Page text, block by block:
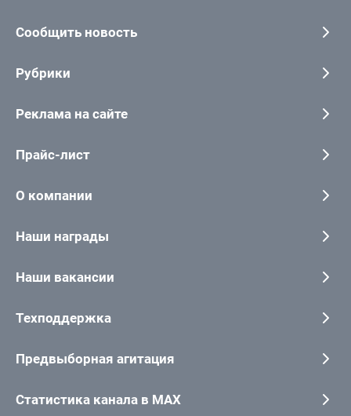
Сообщить новость
Рубрики
Реклама на сайте
Прайс-лист
О компании
Наши награды
Наши вакансии
Техподдержка
Предвыборная агитация
Статистика канала в MAX